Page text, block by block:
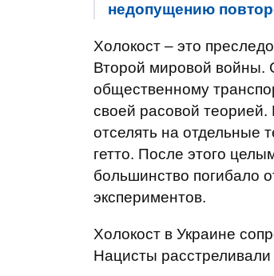
недопущению
Холокост – это
Второй мировой войны.
общественному
своей расовой
отселять на отдельные
гетто. После этого
большинство погибало
экспериментов.
Холокост в Украине
Нацисты